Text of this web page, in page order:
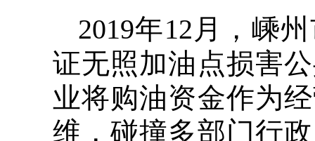
2019年12月，嵊
证无照加油点损害
业将购油资金作为
维，碰撞多部门行